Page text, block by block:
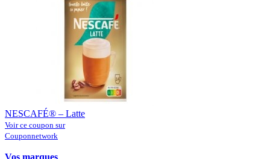
NESCAFÉ® – Latte
Voir ce coupon sur
Couponnetwork
Vos marques